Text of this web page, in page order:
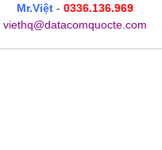
Mr.Việt- 0336.136.969
viethq@datacomquocte.com